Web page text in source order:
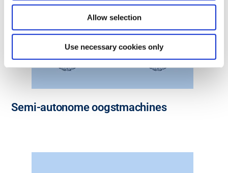
Allow selection
Use necessary cookies only
Semi-autonome oogstmachines